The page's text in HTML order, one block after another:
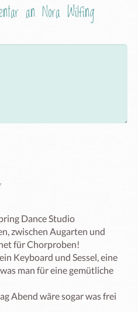
an Nora Wilfing
Dance Studio
zwischen Augarten und
für Chorproben!
Keyboard und Sessel, eine
man für eine gemütliche
Abend wäre sogar was frei